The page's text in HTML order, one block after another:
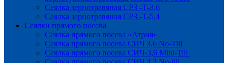
Сеялка зернотравяная СРЗ -Т-3,6
Сеялка зернотравяная СРЗ -Т-5,4
Сеялки прямого посева
Сеялка прямого посева «Атрия»
Сеялка прямого посева СИЧ 3,6 No-Till
Сеялка прямого посева СИЧ-3,6 Mini-Till